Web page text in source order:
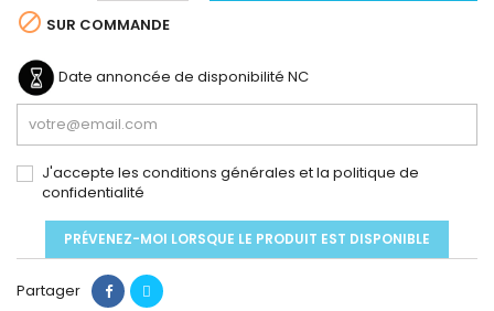
 SUR COMMANDE
Date annoncée de disponibilité NC
J'accepte les conditions générales et la politique de
confidentialité
PRÉVENEZ-MOI LORSQUE LE PRODUIT EST DISPONIBLE
Partager